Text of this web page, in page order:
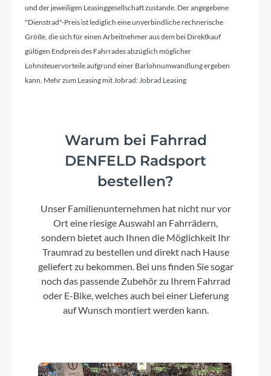
Kurbelgarnitur
Shimano Ultegra FC-R8100, Hollowtech II,
52x36T, 4iiii Precision 3+ Powermeter dual side
Lenker
ICR Aero Cockpit System, Integrated Cable
Routing, Aero Spacer System, Garmin/Wahoo
Farbe
Kette
Shimano CN-M8100
7,8 kg
und der jeweiligen Leasinggesellschaft zustande. Der angegebene
"Dienstrad"-Preis ist lediglich eine unverbindliche rechnerische
Größe, die sich für einen Arbeitnehmer aus dem bei Direktkauf
gültigen Endpreis des Fahrrades abzüglich möglicher
Lohnsteuervorteile aufgrund einer Barlohnumwandlung ergeben
kann. Mehr zum Leasing mit Jobrad:Jobrad Leasing
Warum bei Fahrrad
DENFELD Radsport
bestellen?
Unser Familienunternehmen hat nicht nur vor
Ort eine riesige Auswahl an Fahrrädern,
sondern bietet auch Ihnen die Möglichkeit Ihr
Traumrad zu bestellen und direkt nach Hause
geliefert zu bekommen. Bei uns finden Sie sogar
noch das passende Zubehör zu Ihrem Fahrrad
oder E-Bike, welches auch bei einer Lieferung
auf Wunsch montiert werden kann.